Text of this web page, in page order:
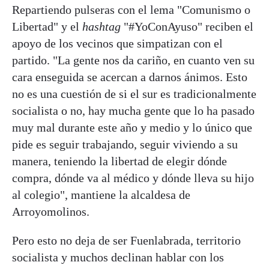
Repartiendo pulseras con el lema "Comunismo o
Libertad" y el hashtag "#YoConAyuso" reciben el
apoyo de los vecinos que simpatizan con el
partido. "La gente nos da cariño, en cuanto ven su
cara enseguida se acercan a darnos ánimos. Esto
no es una cuestión de si el sur es tradicionalmente
socialista o no, hay mucha gente que lo ha pasado
muy mal durante este año y medio y lo único que
pide es seguir trabajando, seguir viviendo a su
manera, teniendo la libertad de elegir dónde
compra, dónde va al médico y dónde lleva su hijo
al colegio", mantiene la alcaldesa de
Arroyomolinos.
Pero esto no deja de ser Fuenlabrada, territorio
socialista y muchos declinan hablar con los